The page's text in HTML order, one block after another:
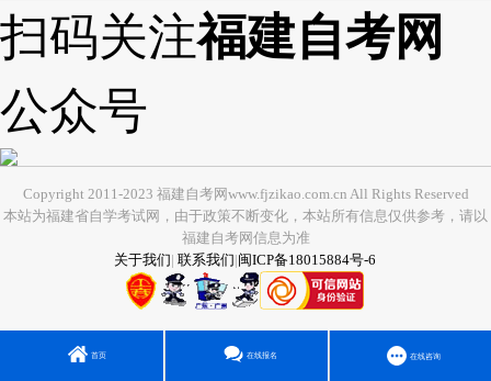
扫码关注福建自考网
公众号
首页 在线报名 在线咨询
Copyright 2011-2023 福建自考网www.fjzikao.com.cn All Rights Reserved
本站为福建省自学考试网，由于政策不断变化，本站所有信息仅供参考，请以
福建自考网信息为准
关于我们| 联系我们|闽ICP备18015884号-6